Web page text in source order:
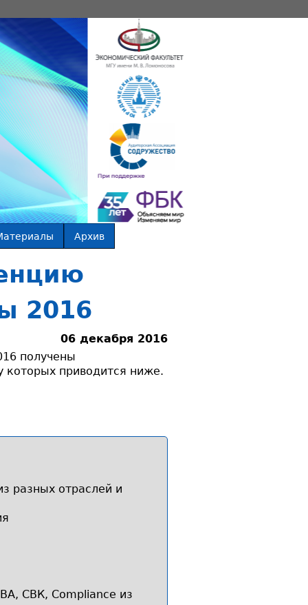
Архив
2016
06 декабря 2016
получены
приводится ниже.
разных отраслей и
СВК, Compliance из